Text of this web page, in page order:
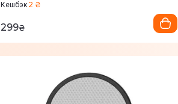
Кешбэк 2 ₴
299₴